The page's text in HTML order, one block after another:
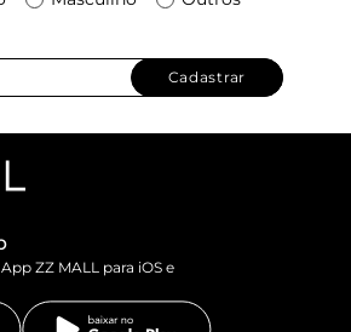
Cadastrar
ZZ MALL para iOS e